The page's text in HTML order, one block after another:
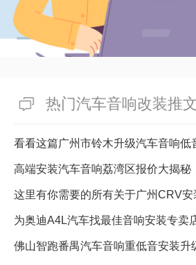
热门汽车音响改装推
看看这篇广州市铃木升级汽车音响
高端安装汽车音响荔湾区报价大揭秘
这里有你需要的所有关于广州CRV
为奥迪A4L汽车找最佳音响安装专卖
佛山智跑番禺汽车音响重低音安装